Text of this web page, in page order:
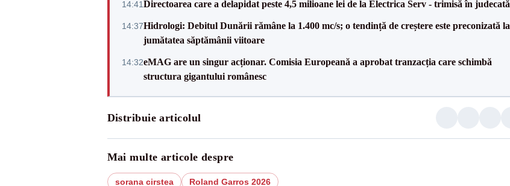
14:41Directoarea care a delapidat peste 4,5 milioane lei de la Electrica Serv - trimisă în judecată
14:37Hidrologi: Debitul Dunării rămâne la 1.400 mc/s; o tendință de creștere este preconizată la
jumătatea săptămânii viitoare
14:32eMAG are un singur acționar. Comisia Europeană a aprobat tranzacția care schimbă
structura gigantului românesc
Distribuie articolul
Mai multe articole despre
sorana cirstea Roland Garros 2026